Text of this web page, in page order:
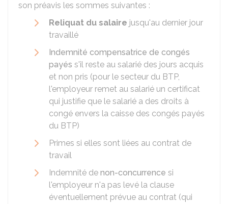
son préavis les sommes suivantes :
Reliquat du salaire jusqu'au dernier jour
travaillé
Indemnité compensatrice de congés
payés s'il reste au salarié des jours acquis
et non pris (pour le secteur du BTP,
l'employeur remet au salarié un certificat
qui justifie que le salarié a des droits à
congé envers la caisse des congés payés
du BTP)
Primes si elles sont liées au contrat de
travail
Indemnité de non-concurrence si
l'employeur n'a pas levé la clause
éventuellement prévue au contrat (qui